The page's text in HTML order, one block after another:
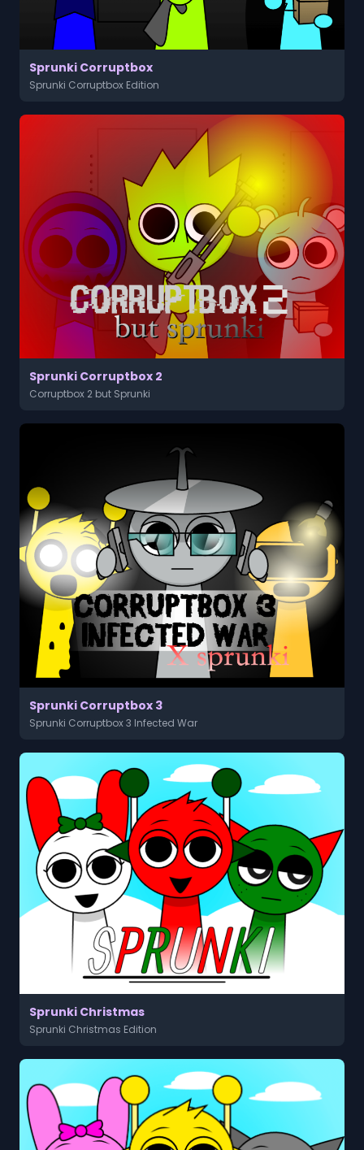
Sprunki Corruptbox
Sprunki Corruptbox Edition
Sprunki Corruptbox 2
Corruptbox 2 but Sprunki
Sprunki Corruptbox 3
Sprunki Corruptbox 3 Infected War
Sprunki Christmas
Sprunki Christmas Edition